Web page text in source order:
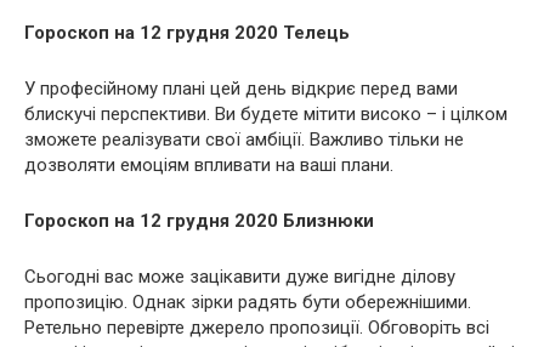
Гороскоп на 12 грудня 2020 Телець
У професійному плані цей день відкриє перед вами
блискучі перспективи. Ви будете мітити високо – і цілком
зможете реалізувати свої амбіції. Важливо тільки не
дозволяти емоціям впливати на ваші плани.
Гороскоп на 12 грудня 2020 Близнюки
Сьогодні вас може зацікавити дуже вигідне ділову
пропозицію. Однак зірки радять бути обережнішими.
Ретельно перевірте джерело пропозиції. Обговоріть всі